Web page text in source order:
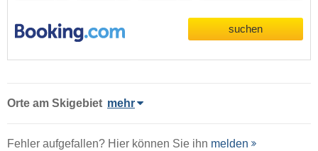
suchen
Orte am Skigebiet mehr
Fehler aufgefallen? Hier können Sie ihn melden